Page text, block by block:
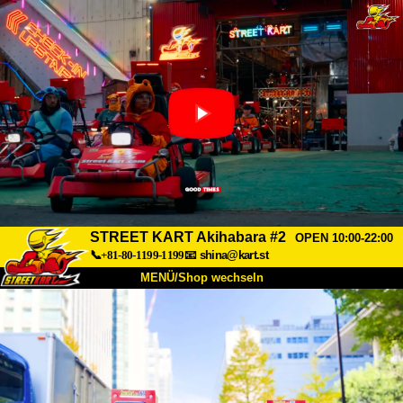
STREET KART Akihabara #2
OPEN 10:00-22:00
📞+81-80-1199-1199📧 shina@kart.st
MENÜ/Shop wechseln
Über uns Spezifikationen Preise
Anfahrt Bewertungen FAQ